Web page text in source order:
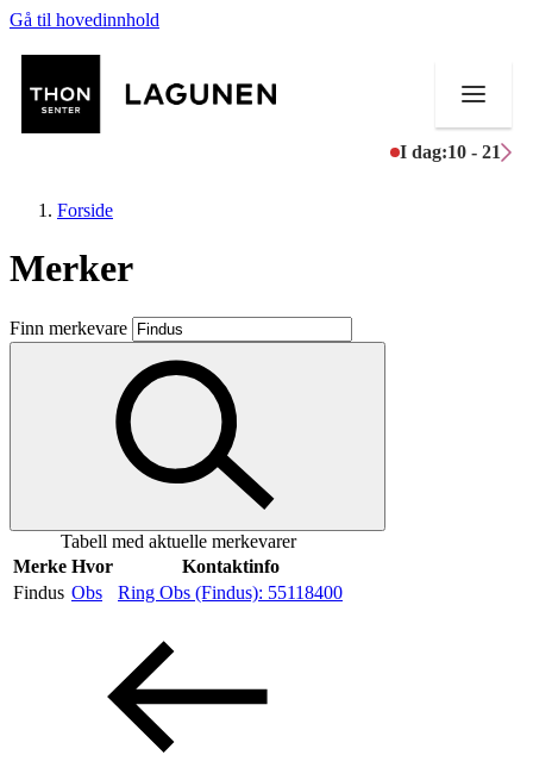
Gå til hovedinnhold
I dag:10 - 21
Butikker
Mat og drikke
Aktiviteter
Inspirasjon
Forside
Merker
Finn merkevare
Tabell med aktuelle merkevarer
Merke Hvor
Kontaktinfo
Findus Obs Ring Obs (Findus): 55118400